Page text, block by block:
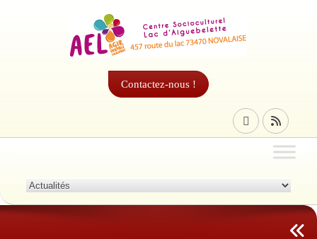
Contactez-nous !